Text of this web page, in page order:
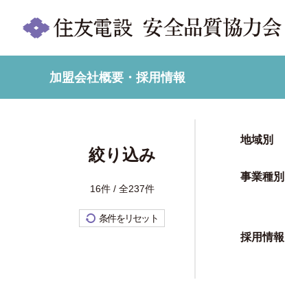
加盟会社概要・採用情報
絞り込み
16件 / 全237件
条件をリセット
地域別
事業種別
採用情報